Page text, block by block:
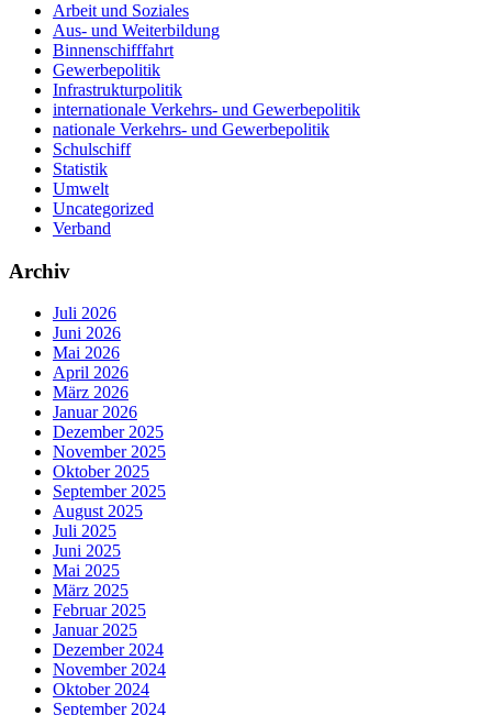
Arbeit und Soziales
Aus- und Weiterbildung
Binnenschifffahrt
Gewerbepolitik
Infrastrukturpolitik
internationale Verkehrs- und Gewerbepolitik
nationale Verkehrs- und Gewerbepolitik
Schulschiff
Statistik
Umwelt
Uncategorized
Verband
Archiv
Juli 2026
Juni 2026
Mai 2026
April 2026
März 2026
Januar 2026
Dezember 2025
November 2025
Oktober 2025
September 2025
August 2025
Juli 2025
Juni 2025
Mai 2025
März 2025
Februar 2025
Januar 2025
Dezember 2024
November 2024
Oktober 2024
September 2024